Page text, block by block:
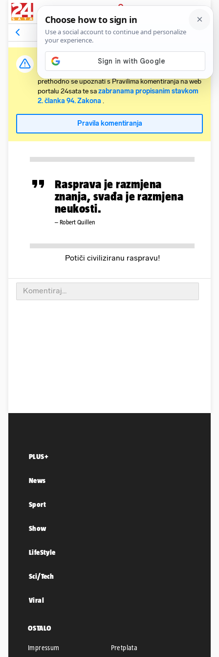
PRIJAVA
Komentari Relevantni
Važna obavijest:
Svaki korisnik koji želi komentirati članke obvezan je
prethodno se upoznati s Pravilima komentiranja na web
portalu 24sata te sazabranama propisanim stavkom
2. članka 94. Zakona .
Pravila komentiranja
Rasprava je razmjena
znanja, svađa je razmjena
neukosti.
– Robert Quillen
Potiči civiliziranu raspravu!
PLUS+
News
Sport
Show
LifeStyle
Sci/Tech
Viral
OSTALO
Impressum Pretplata